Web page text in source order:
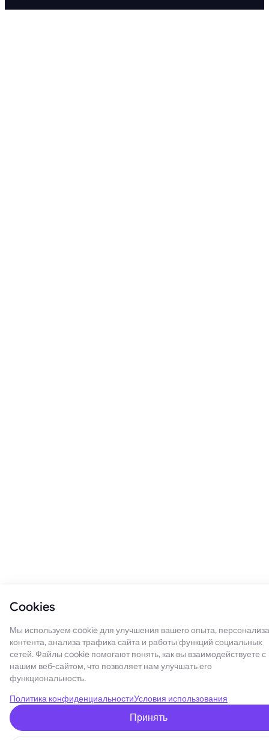
Cookies
Мы используем cookie для улучшения вашего опыта,
контента, анализа трафика сайта и работы функций социальных
сетей. Файлы cookie помогают понять, как вы взаимодействуете с
нашим веб-сайтом, что позволяет нам улучшать его
функциональность.
Политика конфиденциальностиУсловия использования
Принять